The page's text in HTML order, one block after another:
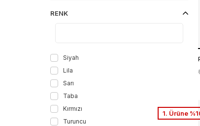
43,5
43.5
44
45
46
5
RENK
Siyah
Lila
Sarı
Taba
Kırmızı
Turuncu
1. Ürüne